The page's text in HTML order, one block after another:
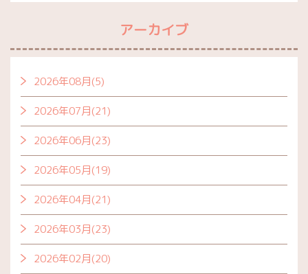
アーカイブ
2026年08月(5)
2026年07月(21)
2026年06月(23)
2026年05月(19)
2026年04月(21)
2026年03月(23)
2026年02月(20)